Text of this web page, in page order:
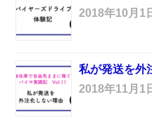
2018年10月1
私が発送を外
2018年11月1